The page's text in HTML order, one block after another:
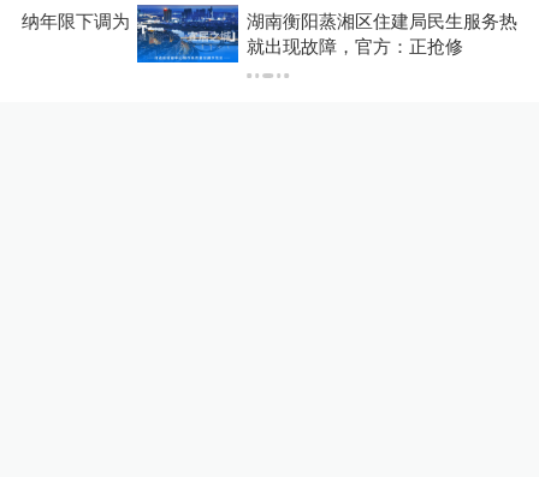
中国政库 5小时前 34评
湖南衡阳蒸湘区住建局民生服务热线刚开通两天
就出现故障，官方：正抢修